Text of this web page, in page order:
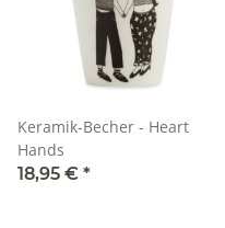
Keramik-Becher - Heart
Hands
18,95 € *